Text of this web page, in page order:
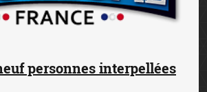
personnes interpellées